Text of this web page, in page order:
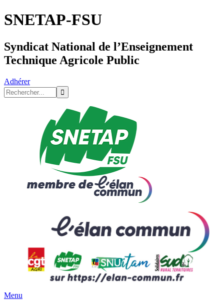
SNETAP-FSU
Syndicat National de l’Enseignement
Technique Agricole Public
Adhérer
Menu